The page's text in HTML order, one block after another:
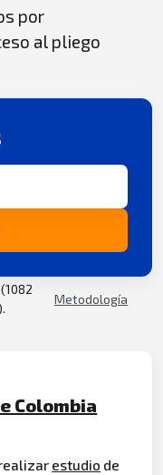
por
al pliego
Metodología
Colombia
estudio de